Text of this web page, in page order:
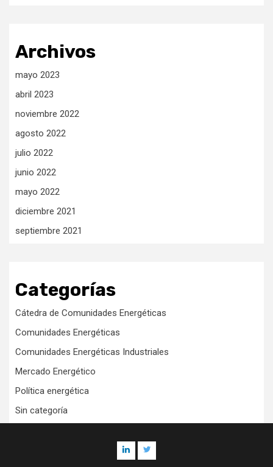
Archivos
mayo 2023
abril 2023
noviembre 2022
agosto 2022
julio 2022
junio 2022
mayo 2022
diciembre 2021
septiembre 2021
Categorías
Cátedra de Comunidades Energéticas
Comunidades Energéticas
Comunidades Energéticas Industriales
Mercado Energético
Política energética
Sin categoría
LinkedinTwitter